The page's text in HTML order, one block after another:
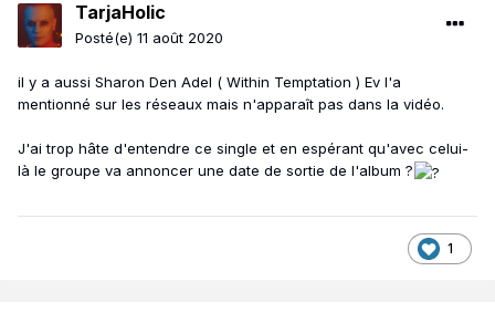
TarjaHolic
Posté(e) 11 août 2020
il y a aussi Sharon Den Adel ( Within Temptation ) Ev l'a
mentionné sur les réseaux mais n'apparaît pas dans la vidéo.
J'ai trop hâte d'entendre ce single et en espérant qu'avec celui-
là le groupe va annoncer une date de sortie de l'album ?
1